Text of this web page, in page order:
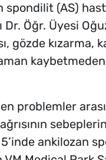
(AS)
Öğr. Üyesi
gözde kızarma,
problemler
ankilozan